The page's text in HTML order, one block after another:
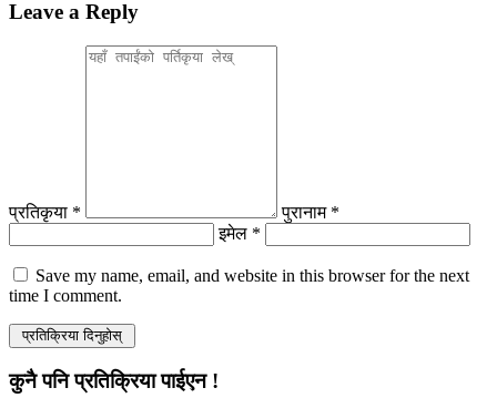
Leave a Reply
प्रतिकृया *
पुरानाम *
इमेल *
Save my name, email, and website in this browser for the next
time I comment.
कुनै पनि प्रतिक्रिया पाईएन !